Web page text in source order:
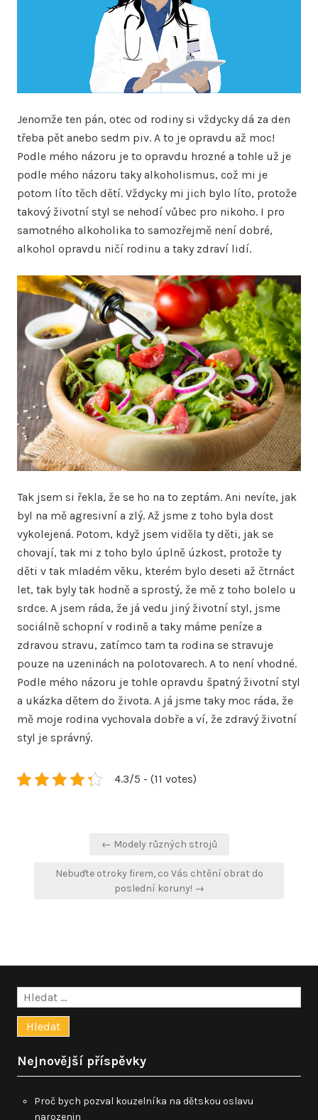
Jenomže ten pán, otec od rodiny si vždycky dá za den
třeba pět anebo sedm piv. A to je opravdu až moc!
Podle mého názoru je to opravdu hrozné a tohle už je
podle mého názoru taky alkoholismus, což mi je
potom líto těch dětí. Vždycky mi jich bylo líto, protože
takový životní styl se nehodí vůbec pro nikoho. I pro
samotného alkoholika to samozřejmě není dobré,
alkohol opravdu ničí rodinu a taky zdraví lidí.
Tak jsem si řekla, že se ho na to zeptám. Ani nevíte, jak
byl na mě agresivní a zlý. Až jsme z toho byla dost
vykolejená. Potom, když jsem viděla ty děti, jak se
chovají, tak mi z toho bylo úplně úzkost, protože ty
děti v tak mladém věku, kterém bylo deseti až čtrnáct
let, tak byly tak hodně a sprostý, že mě z toho bolelo u
srdce. A jsem ráda, že já vedu jiný životní styl, jsme
sociálně schopní v rodině a taky máme peníze a
zdravou stravu, zatímco tam ta rodina se stravuje
pouze na uzeninách na polotovarech. A to není vhodné.
Podle mého názoru je tohle opravdu špatný životní styl
a ukázka dětem do života. A já jsme taky moc ráda, že
mě moje rodina vychovala dobře a ví, že zdravý životní
styl je správný.
4.3/5 - (11 votes)
příspěvek
← Modely různých strojů
Nebuďte otroky firem, co Vás chtění obrat do
poslední koruny! →
Vyhledávání
Nejnovější příspěvky
Proč bych pozval kouzelníka na dětskou oslavu
narozenin